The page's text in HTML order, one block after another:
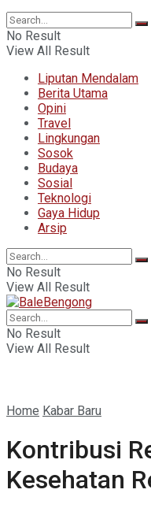
No Result
View All Result
Liputan Mendalam
Berita Utama
Opini
Travel
Lingkungan
Sosok
Budaya
Sosial
Teknologi
Gaya Hidup
Arsip
No Result
View All Result
No Result
View All Result
Home Kabar Baru
Kontribusi
Kesehatan